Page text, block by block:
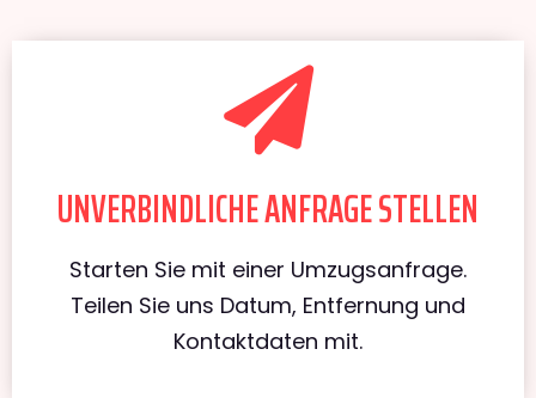
UNVERBINDLICHE ANFRAGE STELLEN
Starten Sie mit einer Umzugsanfrage.
Teilen Sie uns Datum, Entfernung und
Kontaktdaten mit.